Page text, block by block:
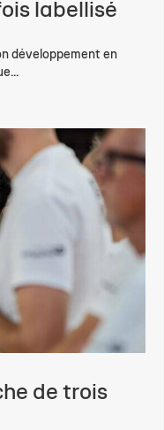
labellisé
développement en
de trois